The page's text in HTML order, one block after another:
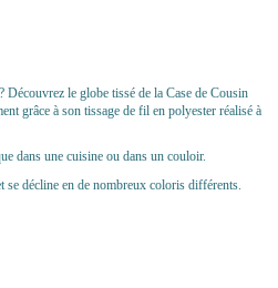
le globe tissé de la Case de Cousin
grâce à son tissage de fil en polyester réalisé à
dans une cuisine ou dans un couloir.
se décline en de nombreux coloris différents.